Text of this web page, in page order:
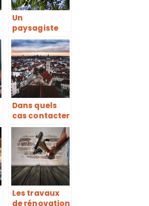
Un
paysagiste
dans les
environs de
Poitiers
Dans quels
cas contacter
un couvreur
pour la
toiture ?
Les travaux
de rénovation